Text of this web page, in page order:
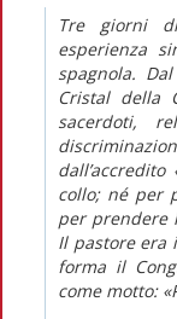
Tre giorni
esperienza
spagnola.
Cristal della
sacerdoti,
collo; né per
per prendere
Il pastore era
forma il
come motto: